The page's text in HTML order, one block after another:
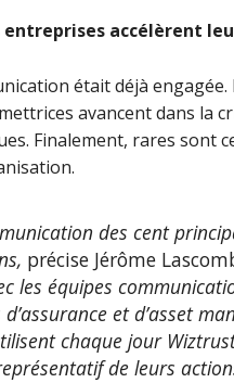
accélèrent
était déjà engagée.
avancent dans la
Finalement, rares sont
des cent
précise Jérôme
les équipes
et d’asset
chaque jour
de leurs